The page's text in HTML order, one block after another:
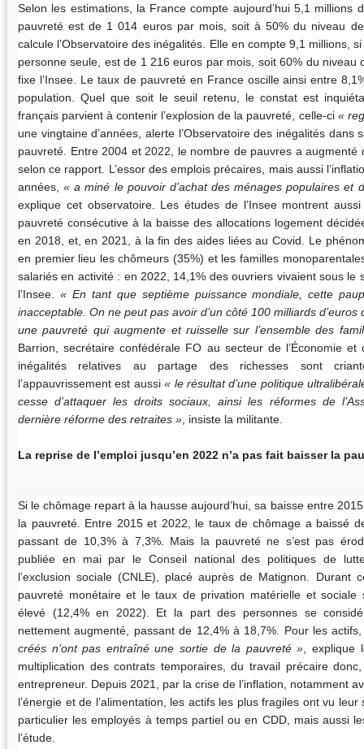
Selon les estimations, la France compte aujourd’hui 5,1 millions
pauvreté est de 1 014 euros par mois, soit à 50% du niveau
calcule l’Observatoire des inégalités. Elle en compte 9,1 millions,
personne seule, est de 1 216 euros par mois, soit 60% du niveau
fixe l’Insee. Le taux de pauvreté en France oscille ainsi entre
population. Quel que soit le seuil retenu, le constat est
français parvient à contenir l’explosion de la pauvreté, celle-ci
une vingtaine d’années, alerte l’Observatoire des inégalités dans
pauvreté. Entre 2004 et 2022, le nombre de pauvres a augmenté
selon ce rapport. L’essor des emplois précaires, mais aussi
années,
a miné le pouvoir d’achat des ménages populaires et
explique cet observatoire. Les études de l’Insee montrent
pauvreté consécutive à la baisse des allocations logement
en 2018, et, en 2021, à la fin des aides liées au Covid. Le
en premier lieu les chômeurs (35%) et les familles
salariés en activité : en 2022, 14,1% des ouvriers vivaient sous le
l’Insee.
En tant que septième puissance mondiale, cette
inacceptable. On ne peut pas avoir d’un côté 100 milliards
une pauvreté qui augmente et ruisselle sur l’ensemble des
Barrion, secrétaire confédérale FO au secteur de l’Économie
inégalités relatives au partage des richesses sont
l’appauvrissement est aussi
le résultat d’une politique
cesse d’attaquer les droits sociaux, ainsi les réformes de
dernière réforme des retraites
, insiste la militante.
La reprise de l’emploi jusqu’en 2022 n’a pas fait baisser la
Si le chômage repart à la hausse aujourd’hui, sa baisse entre
la pauvreté. Entre 2015 et 2022, le taux de chômage a baissé
passant de 10,3% à 7,3%. Mais la pauvreté ne s’est pas
publiée en mai par le Conseil national des politiques de
l’exclusion sociale (CNLE), placé auprès de Matignon. Durant
pauvreté monétaire et le taux de privation matérielle et
élevé (12,4% en 2022). Et la part des personnes se
nettement augmenté, passant de 12,4% à 18,7%. Pour les
créés n’ont pas entraîné une sortie de la pauvreté
, explique
multiplication des contrats temporaires, du travail précaire
entrepreneur. Depuis 2021, par la crise de l’inflation, notamment
l’énergie et de l’alimentation, les actifs les plus fragiles ont vu
particulier les employés à temps partiel ou en CDD, mais aussi
l’étude.